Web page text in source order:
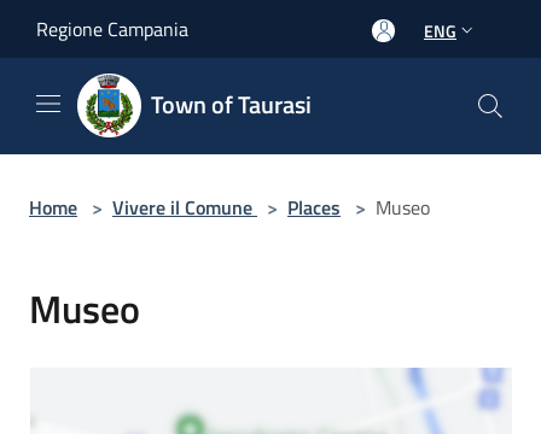
Regione Campania ENG
Town of Taurasi
Home > Vivere il Comune > Places > Museo
Museo